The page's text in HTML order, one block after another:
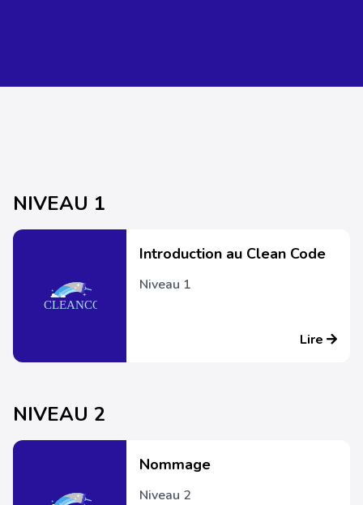
NIVEAU 1
Introduction au Clean Code
Niveau 1
Lire
NIVEAU 2
Nommage
Niveau 2